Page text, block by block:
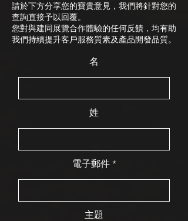
請於下方分享您的寶貴意見，我們將針對您的
查詢直接予以回覆。
您對與建同展覽合作體驗的任何反饋，均有助
我們持續提升客戶服務質素及產品開發品質。
名
姓
電子郵件
主題